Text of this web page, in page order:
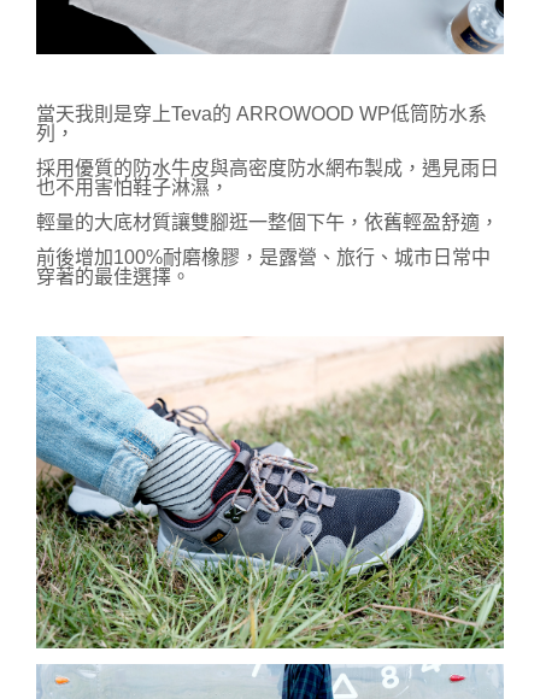
當天我則是穿上Teva的 ARROWOOD WP低筒防水系
列，
採用優質的防水牛皮與高密度防水網布製成，遇見雨日
也不用害怕鞋子淋濕，
輕量的大底材質讓雙腳逛一整個下午，依舊輕盈舒適，
前後增加100%耐磨橡膠，是露營、旅行、城市日常中
穿著的最佳選擇。